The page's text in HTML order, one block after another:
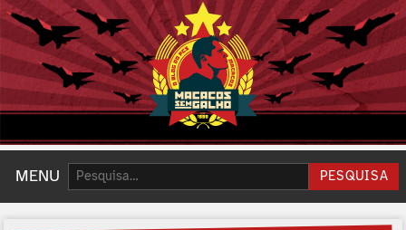
MENU Pesquisar: PESQUISA